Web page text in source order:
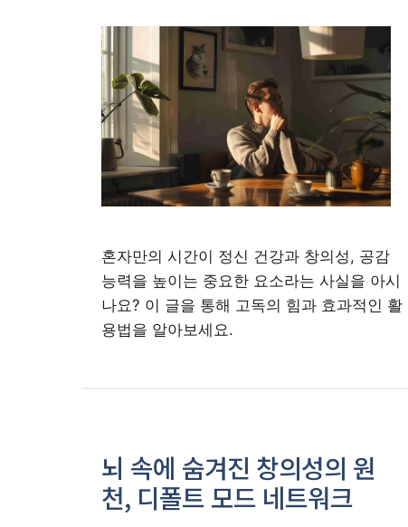
혼자만의 시간이 정신 건강과 창의성, 공감
능력을 높이는 중요한 요소라는 사실을 아시
나요? 이 글을 통해 고독의 힘과 효과적인 활
용법을 알아보세요.
뇌 속에 숨겨진 창의성의 원
천, 디폴트 모드 네트워크